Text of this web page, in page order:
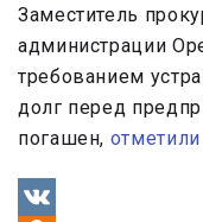
Заместитель
администрации
требованием
долг перед
погашен, отметили